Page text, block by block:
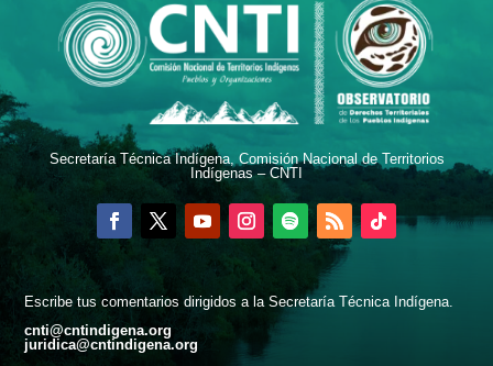
Secretaría Técnica Indígena, Comisión Nacional de Territorios
Indígenas – CNTI
Escribe tus comentarios dirigidos a la Secretaría Técnica Indígena.
cnti@cntindigena.org
juridica@cntindigena.org